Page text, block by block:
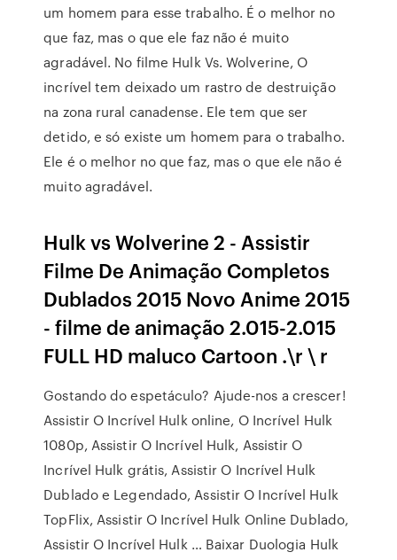
um homem para esse trabalho. É o melhor no
que faz, mas o que ele faz não é muito
agradável. No filme Hulk Vs. Wolverine, O
incrível tem deixado um rastro de destruição
na zona rural canadense. Ele tem que ser
detido, e só existe um homem para o trabalho.
Ele é o melhor no que faz, mas o que ele não é
muito agradável.
Hulk vs Wolverine 2 - Assistir
Filme De Animação Completos
Dublados 2015 Novo Anime 2015
- filme de animação 2.015-2.015
FULL HD maluco Cartoon .\r \ r
Gostando do espetáculo? Ajude-nos a crescer!
Assistir O Incrível Hulk online, O Incrível Hulk
1080p, Assistir O Incrível Hulk, Assistir O
Incrível Hulk grátis, Assistir O Incrível Hulk
Dublado e Legendado, Assistir O Incrível Hulk
TopFlix, Assistir O Incrível Hulk Online Dublado,
Assistir O Incrível Hulk … Baixar Duologia Hulk